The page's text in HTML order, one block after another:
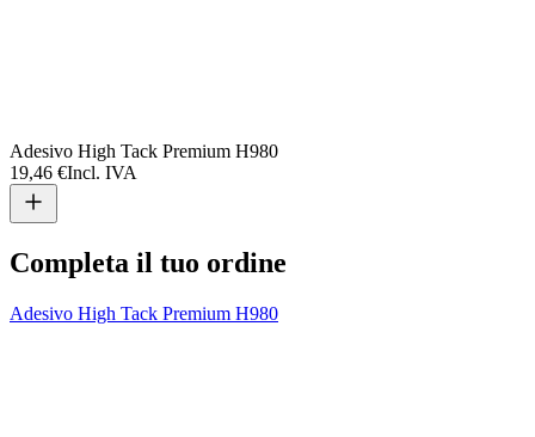
Adesivo High Tack Premium H980
19,46 €Incl. IVA
Completa il tuo ordine
Adesivo High Tack Premium H980